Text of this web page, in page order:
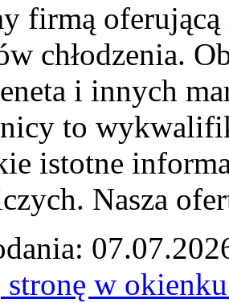
firmą
chłodzenia.
i innych
to
istotne
Nasza
stronę w